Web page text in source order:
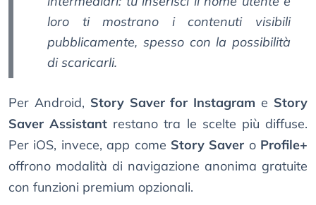
loro ti mostrano i contenuti visibili
pubblicamente, spesso con la possibilità
di scaricarli.
Per Android, Story Saver for Instagram e Story
Saver Assistant restano tra le scelte più diffuse.
Per iOS, invece, app come Story Saver o Profile+
offrono modalità di navigazione anonima gratuite
con funzioni premium opzionali.